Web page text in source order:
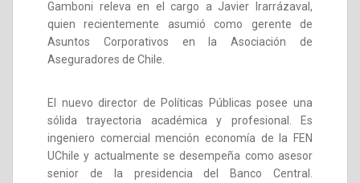
Gamboni releva en el cargo a Javier Irarrázaval,
quien recientemente asumió como gerente de
Asuntos Corporativos en la Asociación de
Aseguradores de Chile.
El nuevo director de Políticas Públicas posee una
sólida trayectoria académica y profesional. Es
ingeniero comercial mención economía de la FEN
UChile y actualmente se desempeña como asesor
senior de la presidencia del Banco Central.